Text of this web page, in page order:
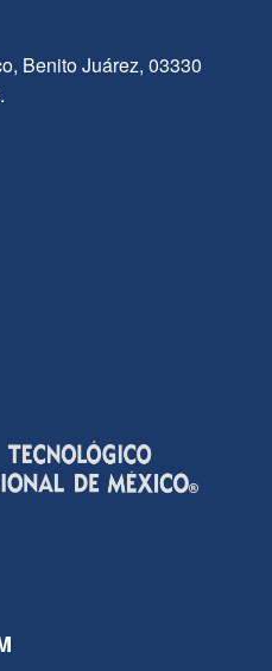
Benito Juárez, 03330